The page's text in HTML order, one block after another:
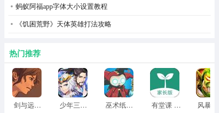
蚂蚁阿福app字体大小设置教程
《饥困荒野》天体英雄打法攻略
热门推荐
剑与远行人全角色版 vv1.14 少年三国志2无限元宝版最新版 vv5.3.9 巫术纸牌游戏 vv1.1.14 有堂课 v1.2.2